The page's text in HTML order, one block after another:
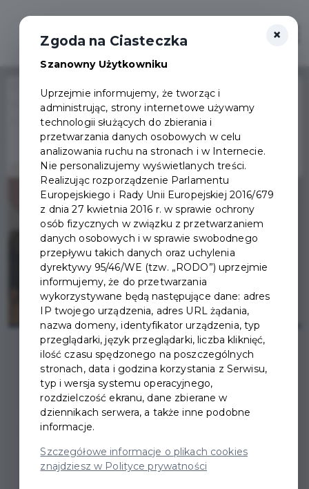
Spotkanie dla rodziców dzieci i młodzieży w MOPS w
Pruszczu GdańskimWydarzenie już się
zakończyło
SPOTKANIE DLA
RODZICÓW DZIECI I
MŁODZIEŻY W MOPS W
×
Zgoda na Ciasteczka
Szanowny Użytkowniku
Uprzejmie informujemy, że tworząc i
administrując, strony internetowe używamy
technologii służących do zbierania i
przetwarzania danych osobowych w celu
analizowania ruchu na stronach i w Internecie.
Nie personalizujemy wyświetlanych treści.
Realizując rozporządzenie Parlamentu
Europejskiego i Rady Unii Europejskiej 2016/679
z dnia 27 kwietnia 2016 r. w sprawie ochrony
osób fizycznych w związku z przetwarzaniem
danych osobowych i w sprawie swobodnego
przepływu takich danych oraz uchylenia
dyrektywy 95/46/WE (tzw. „RODO”) uprzejmie
informujemy, że do przetwarzania
wykorzystywane będą następujące dane: adres
IP twojego urządzenia, adres URL żądania,
nazwa domeny, identyfikator urządzenia, typ
przeglądarki, język przeglądarki, liczba kliknięć,
ilość czasu spędzonego na poszczególnych
stronach, data i godzina korzystania z Serwisu,
typ i wersja systemu operacyjnego,
rozdzielczość ekranu, dane zbierane w
dziennikach serwera, a także inne podobne
informacje.
Szczegółowe informacje o plikach cookies
znajdziesz w Polityce prywatności